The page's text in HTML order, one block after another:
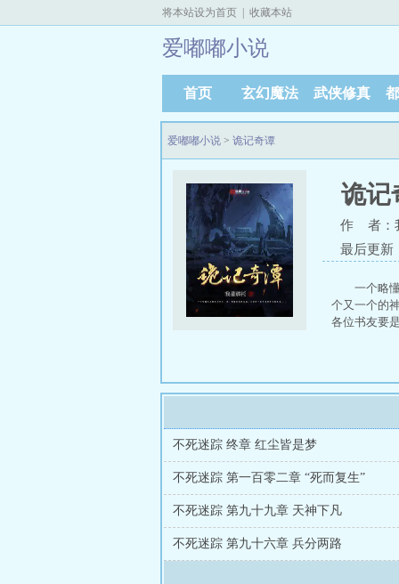
将本站设为首页 收藏本站
爱嘟嘟小说
首页 玄幻魔法 武侠修真
爱嘟嘟小说 > 诡记奇谭
诡记
作 者：
最后更新
一个略
个又一个的
各位书友要
不死迷踪 终章 红尘皆是梦
不死迷踪 第一百零二章 “死而复生”
不死迷踪 第九十九章 天神下凡
不死迷踪 第九十六章 兵分两路